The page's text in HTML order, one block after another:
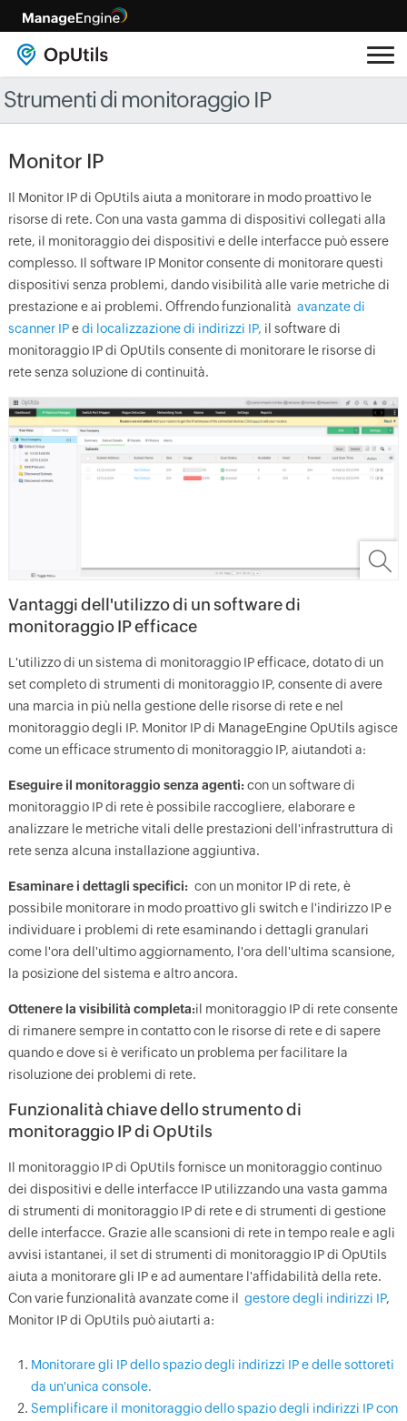
Strumenti di monitoraggio IP
Monitor IP
Il Monitor IP di OpUtils aiuta a monitorare in modo proattivo le
risorse di rete. Con una vasta gamma di dispositivi collegati alla
rete, il monitoraggio dei dispositivi e delle interfacce può essere
complesso. Il software IP Monitor consente di monitorare questi
dispositivi senza problemi, dando visibilità alle varie metriche di
prestazione e ai problemi. Offrendo funzionalità avanzate di
scanner IPedi localizzazione di indirizzi IP, il software di
monitoraggio IP di OpUtils consente di monitorare le risorse di
rete senza soluzione di continuità.
Vantaggi dell'utilizzo di un software di
monitoraggio IP efficace
L'utilizzo di un sistema di monitoraggio IP efficace, dotato di un
set completo di strumenti di monitoraggio IP, consente di avere
una marcia in più nella gestione delle risorse di rete e nel
monitoraggio degli IP. Monitor IP di ManageEngine OpUtils agisce
come un efficace strumento di monitoraggio IP, aiutandoti a:
Eseguire il monitoraggio senza agenti:con un software di
monitoraggio IP di rete è possibile raccogliere, elaborare e
analizzare le metriche vitali delle prestazioni dell'infrastruttura di
rete senza alcuna installazione aggiuntiva.
Esaminare i dettagli specifici: con un monitor IP di rete, è
possibile monitorare in modo proattivo gli switch e l'indirizzo IP e
individuare i problemi di rete esaminando i dettagli granulari
come l'ora dell'ultimo aggiornamento, l'ora dell'ultima scansione,
la posizione del sistema e altro ancora.
Ottenere la visibilità completa:il monitoraggio IP di rete consente
di rimanere sempre in contatto con le risorse di rete e di sapere
quando e dove si è verificato un problema per facilitare la
risoluzione dei problemi di rete.
Funzionalità chiave dello strumento di
monitoraggio IP di OpUtils
Il monitoraggio IP di OpUtils fornisce un monitoraggio continuo
dei dispositivi e delle interfacce IP utilizzando una vasta gamma
di strumenti di monitoraggio IP di rete e di strumenti di gestione
delle interfacce. Grazie alle scansioni di rete in tempo reale e agli
avvisi istantanei, il set di strumenti di monitoraggio IP di OpUtils
aiuta a monitorare gli IP e ad aumentare l'affidabilità della rete.
Con varie funzionalità avanzate come il gestore degli indirizzi IP,
Monitor IP di OpUtils può aiutarti a:
Monitorare gli IP dello spazio degli indirizzi IP e delle sottoreti
da un'unica console.
Semplificare il monitoraggio dello spazio degli indirizzi IP con